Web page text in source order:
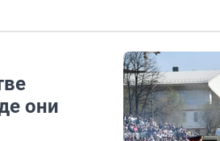
они